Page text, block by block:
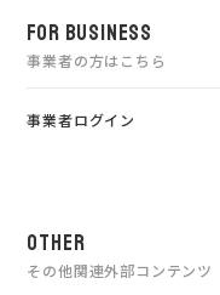
FOR BUSINESS
事業者の方はこちら
事業者ログイン
OTHER
その他関連外部コンテンツ